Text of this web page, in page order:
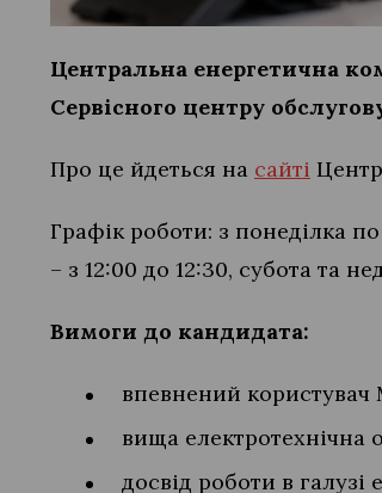
Центральна енергетична
Сервісного центру
Про це йдеться на сайті
Графік роботи: з понеділка
– з 12:00 до 12:30, субота та
Вимоги до кандидата:
впевнений користувач
вища електротехнічна
досвід роботи в